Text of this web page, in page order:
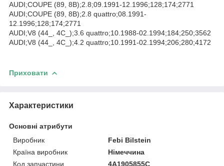
AUDI;COUPE (89, 8B);2.8;09.1991-12.1996;128;174;2771
AUDI;COUPE (89, 8B);2.8 quattro;08.1991-
12.1996;128;174;2771
AUDI;V8 (44_, 4C_);3.6 quattro;10.1988-02.1994;184;250;3562
AUDI;V8 (44_, 4C_);4.2 quattro;10.1991-02.1994;206;280;4172
Приховати
Характеристики
Основні атрибути
Виробник
Febi Bilstein
Країна виробник
Німеччина
Код запчастини
4A1905855C